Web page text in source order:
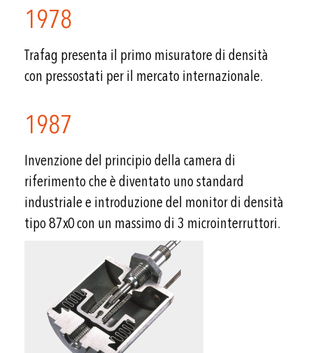
1978
Trafag presenta il primo misuratore di densità
con pressostati per il mercato internazionale.
1987
Invenzione del principio della camera di
riferimento che è diventato uno standard
industriale e introduzione del monitor di densità
tipo 87x0 con un massimo di 3 microinterruttori.